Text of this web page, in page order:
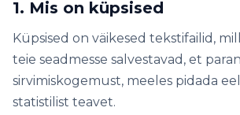
1. Mis on küpsised
Küpsised on väikesed tekstifailid,
teie seadmesse salvestavad, et
sirvimiskogemust, meeles pidada
statistilist teavet.